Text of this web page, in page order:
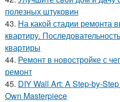
полезных штуковин
43. На какой стадии ремонта
квартиру.
квартиры
44. Ремонт в новостройке с
ремонт
45. DIY Wall Art: A Step-by-
Own Masterpiece